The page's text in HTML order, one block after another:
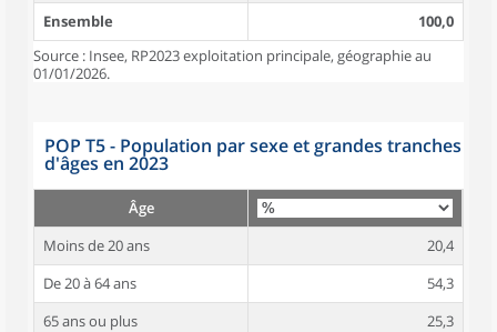
Ensemble
100,0
Source : Insee, RP2023 exploitation principale, géographie au
01/01/2026.
POP T5 - Population par sexe et grandes tranches
d'âges en 2023
Âge
Moins de 20 ans
20,4
De 20 à 64 ans
54,3
65 ans ou plus
25,3